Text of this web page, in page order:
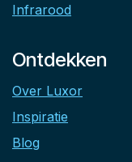
Infrarood
Ontdekken
Over Luxor
Inspiratie
Blog